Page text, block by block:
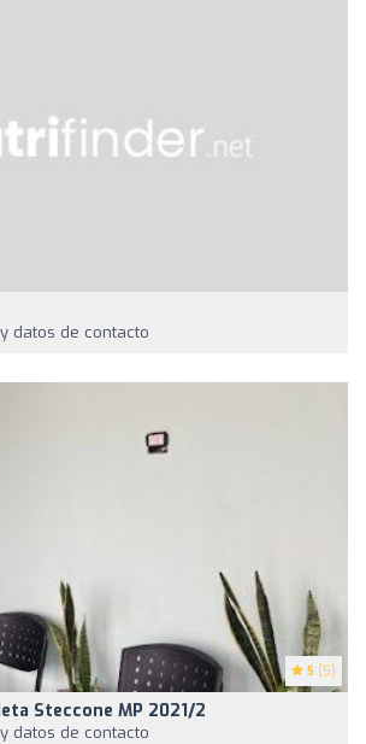
datos de contacto
5 (5)
Steccone MP 2021/2
datos de contacto